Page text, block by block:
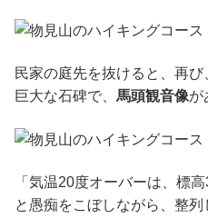
民家の庭先を抜けると、再び
巨大な石碑で、 馬頭観音像が
「気温20度オーバーは、標
と愚痴をこぼしながら、整